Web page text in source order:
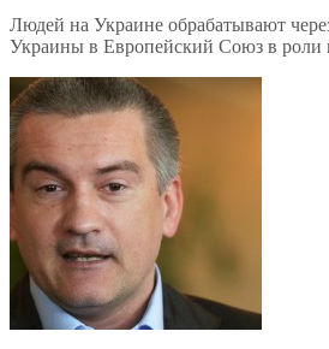
Людей на Украине обрабатывают
Украины в Европейский Союз в роли